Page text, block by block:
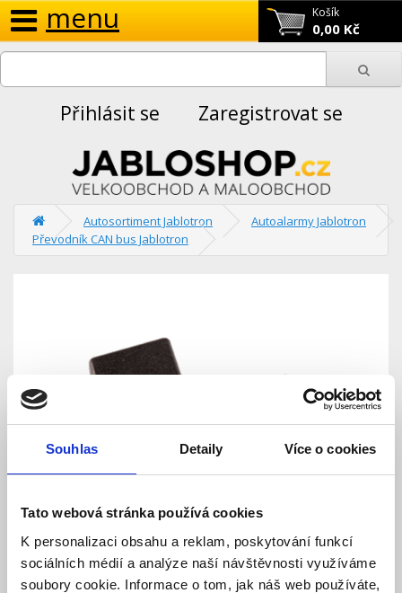
Souhlas Detaily Více o cookies
Tato webová stránka používá cookies
K personalizaci obsahu a reklam, poskytování funkcí
sociálních médií a analýze naší návštěvnosti využíváme
soubory cookie. Informace o tom, jak náš web používáte,
Košík
0,00 Kč
menu
Přihlásit se Zaregistrovat se
Autosortiment Jablotron
Autoalarmy Jablotron
Převodník CAN bus Jablotron